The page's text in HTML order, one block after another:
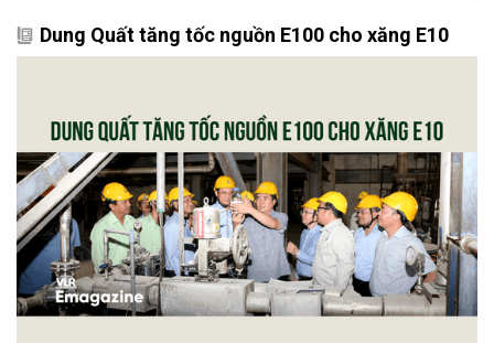
Dung Quất tăng tốc nguồn E100 cho xăng E10